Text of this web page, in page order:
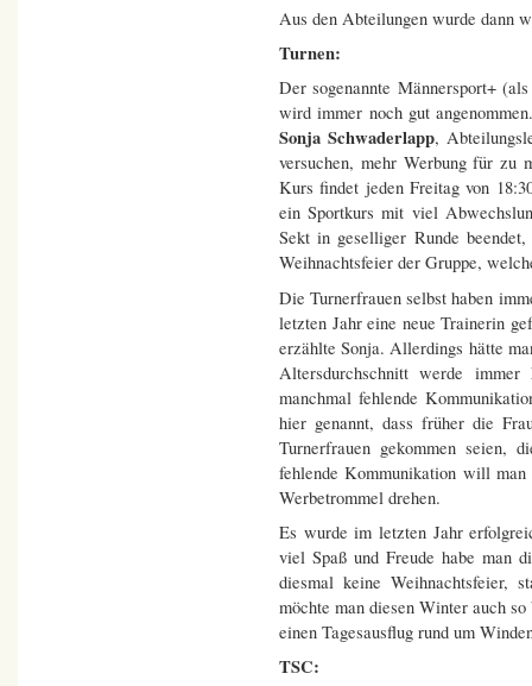
Aus den Abteilungen wurde dann
Turnen:
Der sogenannte Männersport+
wird immer noch gut
Sonja Schwaderlapp,
versuchen, mehr Werbung für zu
Kurs findet jeden Freitag von
ein Sportkurs mit viel
Sekt in geselliger Runde
Weihnachtsfeier der Gruppe,
Die Turnerfrauen selbst haben
letzten Jahr eine neue Trainerin
erzählte Sonja. Allerdings hätte
Altersdurchschnitt werde
manchmal fehlende
hier genannt, dass früher die
Turnerfrauen gekommen seien,
fehlende Kommunikation will
Werbetrommel drehen.
Es wurde im letzten Jahr
viel Spaß und Freude habe man
diesmal keine Weihnachtsfeier,
möchte man diesen Winter auch
einen Tagesausflug rund um
TSC: